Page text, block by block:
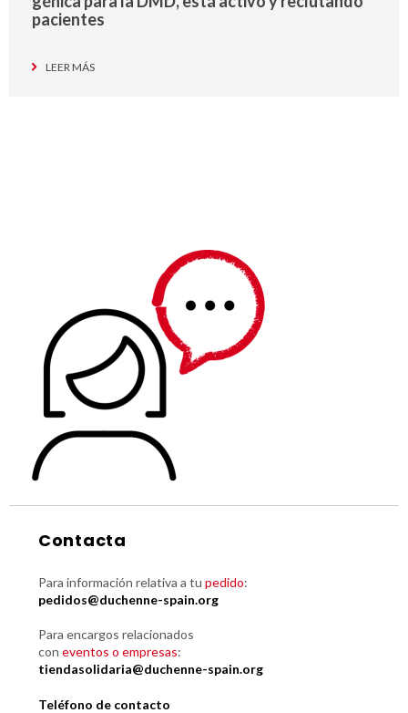
pacientes
LEER MÁS
Contacta
Para información relativa a tu pedido:
pedidos@duchenne-spain.org
Para encargos relacionados
con eventos o empresas:
tiendasolidaria@duchenne-spain.org
Teléfono de contacto